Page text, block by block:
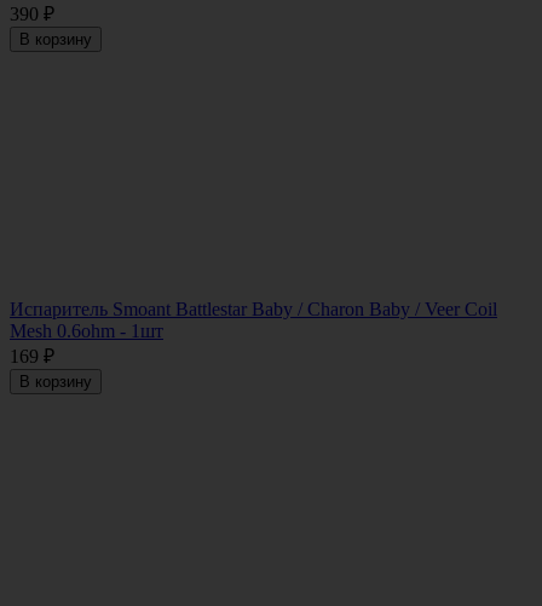
390 ₽
В корзину
Испаритель Smoant Battlestar Baby / Charon Baby / Veer Coil
Mesh 0.6ohm - 1шт
169 ₽
В корзину